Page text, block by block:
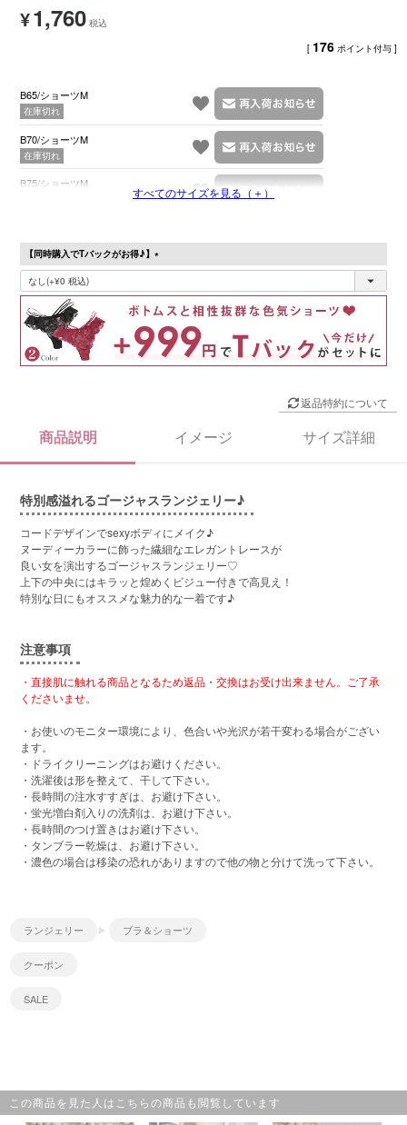
¥1,760
[ 176 ポイント付与 ]
B65/ショーツM
在庫切れ
B70/ショーツM
在庫切れ
B75/ショーツM
すべてのサイズを見る（＋）
【同時購入でTバックがお得♪】
(必
返品特約について
商品説明 イメージ サイズ詳細
特別感溢れるゴージャスランジェリー♪
コードデザインでsexyボディにメイク♪
ヌーディーカラーに飾った繊細なエレガントレースが
良い女を演出するゴージャスランジェリー♡
上下の中央にはキラッと煌めくビジュー付きで高見え！
特別な日にもオススメな魅力的な一着です♪
注意事項
・直接肌に触れる商品となるため返品・交換はお受け出来ません。ご了承
くださいませ。
・お使いのモニター環境により、色合いや光沢が若干変わる場合がござい
ます。
・ドライクリーニングはお避けください。
・洗濯後は形を整えて、干して下さい。
・長時間の注水すすぎは、お避け下さい。
・蛍光増白剤入りの洗剤は、お避け下さい。
・長時間のつけ置きはお避け下さい。
・タンブラー乾燥は、お避け下さい。
・濃色の場合は移染の恐れがありますので他の物と分けて洗って下さい。
ランジェリー ブラ＆ショーツ
クーポン
SALE
この商品を見た人はこちらの商品も閲覧しています